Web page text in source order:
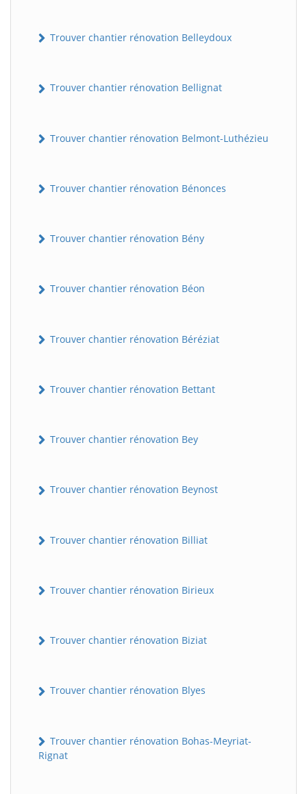
Trouver chantier rénovation Belleydoux
Trouver chantier rénovation Bellignat
Trouver chantier rénovation Belmont-Luthézieu
Trouver chantier rénovation Bénonces
Trouver chantier rénovation Bény
Trouver chantier rénovation Béon
Trouver chantier rénovation Béréziat
Trouver chantier rénovation Bettant
Trouver chantier rénovation Bey
Trouver chantier rénovation Beynost
Trouver chantier rénovation Billiat
Trouver chantier rénovation Birieux
Trouver chantier rénovation Biziat
Trouver chantier rénovation Blyes
Trouver chantier rénovation Bohas-Meyriat-
Rignat